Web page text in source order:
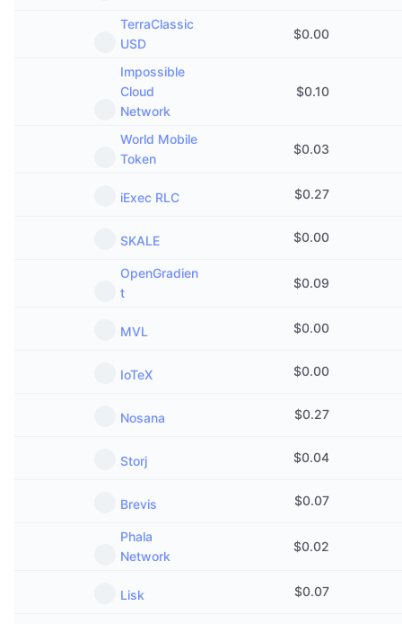
TerraClassic
USD
$0.00
Impossible
Cloud
Network
$0.10
World Mobile
Token
$0.03
iExec RLC $0.27
SKALE $0.00
OpenGradien
t
$0.09
MVL $0.00
IoTeX $0.00
Nosana $0.27
Storj $0.04
Brevis $0.07
Phala
Network
$0.02
Lisk $0.07